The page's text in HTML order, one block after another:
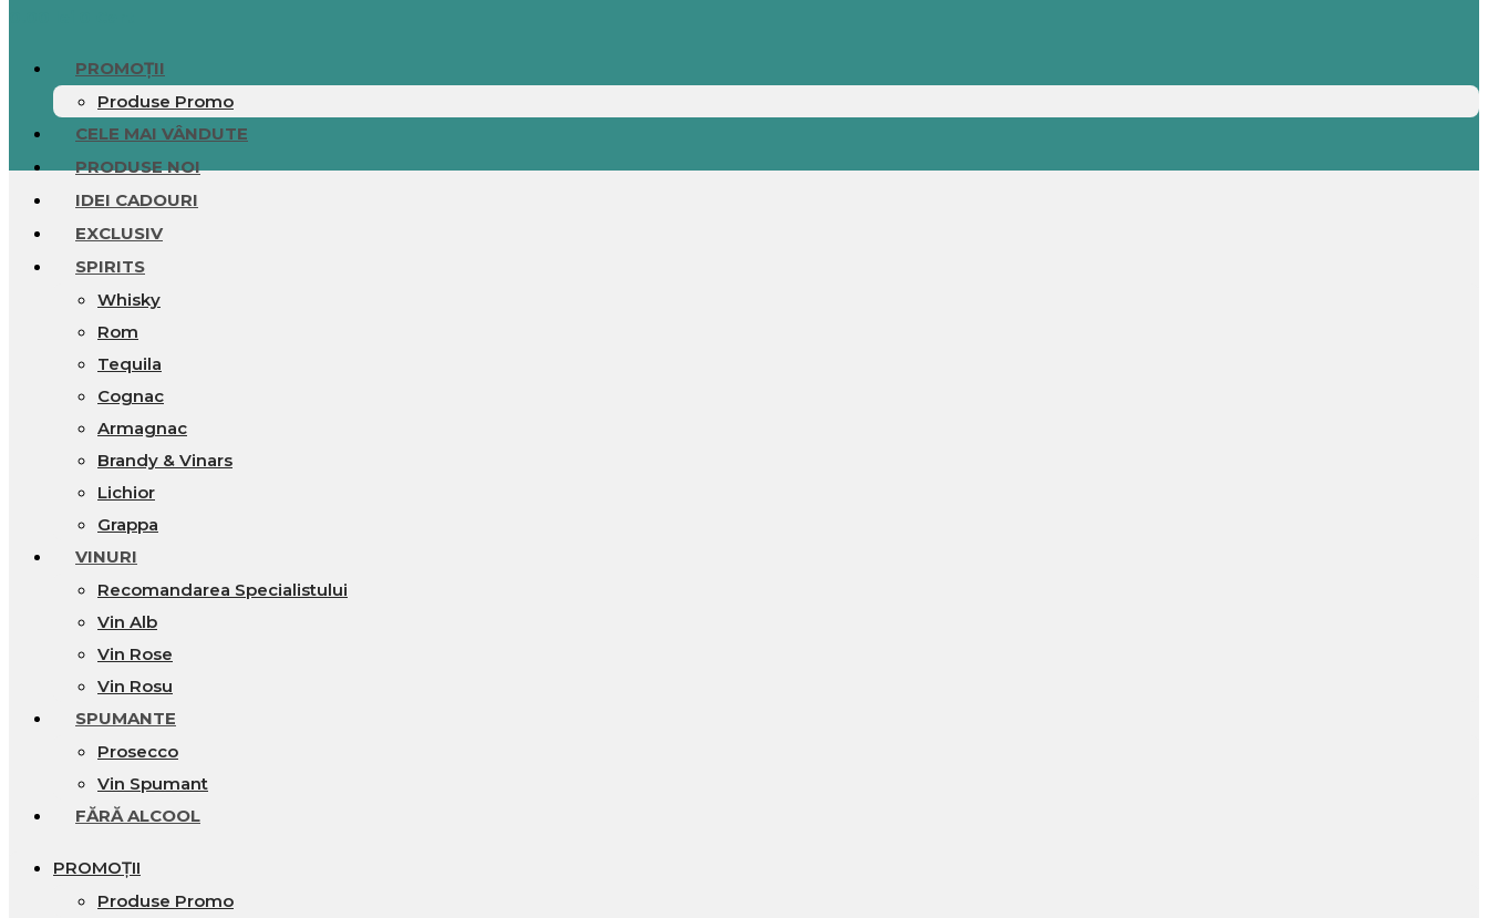
PROMOȚII
Produse Promo
CELE MAI VÂNDUTE
PRODUSE NOI
IDEI CADOURI
EXCLUSIV
SPIRITS
Whisky
Rom
Tequila
Cognac
Armagnac
Brandy & Vinars
Lichior
Grappa
VINURI
Recomandarea Specialistului
Vin Alb
Vin Rose
Vin Rosu
SPUMANTE
Prosecco
Vin Spumant
FĂRĂ ALCOOL
PROMOȚII
Produse Promo